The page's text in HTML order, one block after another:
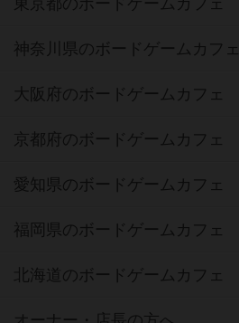
東京都のボードゲームカフェ
神奈川県のボードゲームカフェ
大阪府のボードゲームカフェ
京都府のボードゲームカフェ
愛知県のボードゲームカフェ
福岡県のボードゲームカフェ
北海道のボードゲームカフェ